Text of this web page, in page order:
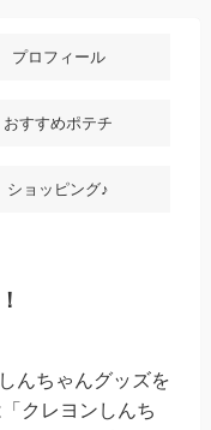
プロフィール
おすすめポテチ
ショッピング♪
んちゃんグッズを
クレヨンしんち